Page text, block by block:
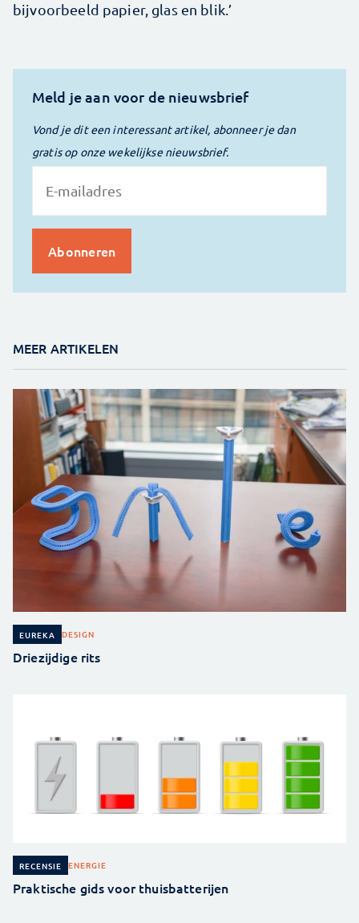
bijvoorbeeld papier, glas en blik.’
Meld je aan voor de nieuwsbrief
Vond je dit een interessant artikel, abonneer je dan
gratis op onze wekelijkse nieuwsbrief.
MEER ARTIKELEN
EUREKA DESIGN
Driezijdige rits
RECENSIE ENERGIE
Praktische gids voor thuisbatterijen